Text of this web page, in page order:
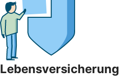
Lebensversicherung